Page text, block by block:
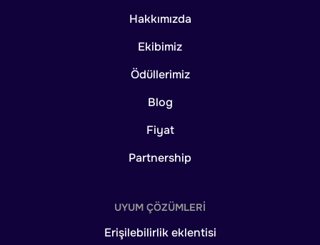
Hakkımızda
Ekibimiz
Ödüllerimiz
Blog
Fiyat
Partnership
UYUM ÇÖZÜMLERI
Erişilebilirlik eklentisi